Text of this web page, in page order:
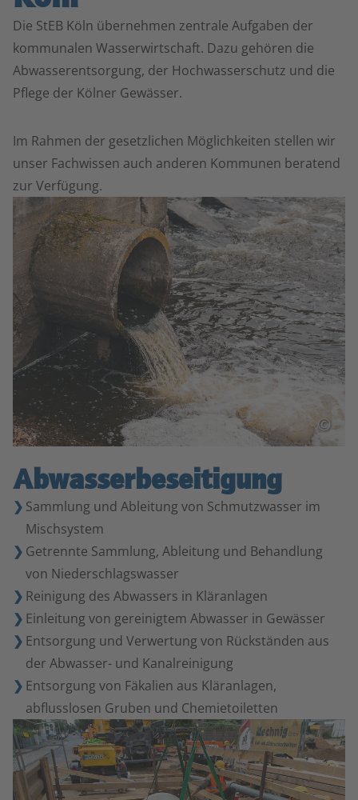
Die StEB Köln übernehmen zentrale Aufgaben der
kommunalen Wasserwirtschaft. Dazu gehören die
Abwasserentsorgung, der Hochwasserschutz und die
Pflege der Kölner Gewässer.
Im Rahmen der gesetzlichen Möglichkeiten stellen wir
unser Fachwissen auch anderen Kommunen beratend
zur Verfügung.
©
Abwasserbeseitigung
Sammlung und Ableitung von Schmutzwasser im
Mischsystem
Getrennte Sammlung, Ableitung und Behandlung
von Niederschlagswasser
Reinigung des Abwassers in Kläranlagen
Einleitung von gereinigtem Abwasser in Gewässer
Entsorgung und Verwertung von Rückständen aus
der Abwasser- und Kanalreinigung
Entsorgung von Fäkalien aus Kläranlagen,
abflusslosen Gruben und Chemietoiletten